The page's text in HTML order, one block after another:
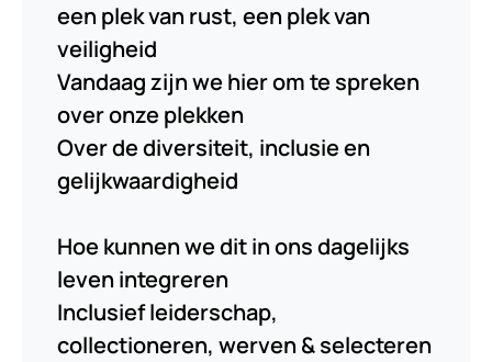
een plek van rust, een plek van
veiligheid
Vandaag zijn we hier om te spreken
over onze plekken
Over de diversiteit, inclusie en
gelijkwaardigheid
Hoe kunnen we dit in ons dagelijks
leven integreren
Inclusief leiderschap,
collectioneren, werven & selecteren